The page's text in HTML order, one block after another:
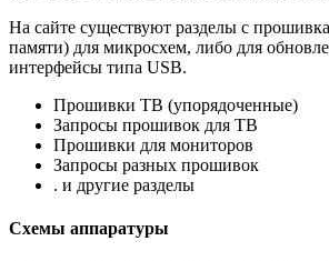
На сайте существуют разделы с
памяти) для микросхем, либо для
интерфейсы типа USB.
Прошивки ТВ (упорядоченные)
Запросы прошивок для ТВ
Прошивки для мониторов
Запросы разных прошивок
. и другие разделы
Схемы аппаратуры